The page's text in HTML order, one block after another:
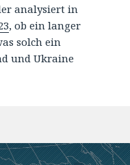
analysiert in
, ob ein langer
solch ein
und Ukraine